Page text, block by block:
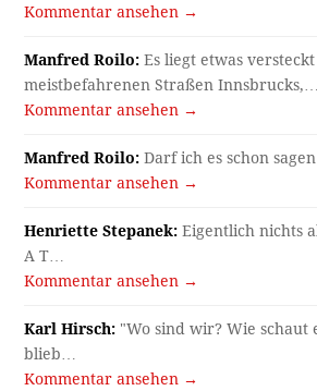
Kommentar ansehen →
Manfred Roilo: Es liegt etwas
meistbefahrenen Straßen Innsbrucks,…
Kommentar ansehen →
Manfred Roilo: Darf ich es schon
Kommentar ansehen →
Henriette Stepanek: Eigentlich nichts
A T…
Kommentar ansehen →
Karl Hirsch: "Wo sind wir? Wie schaut
blieb…
Kommentar ansehen →